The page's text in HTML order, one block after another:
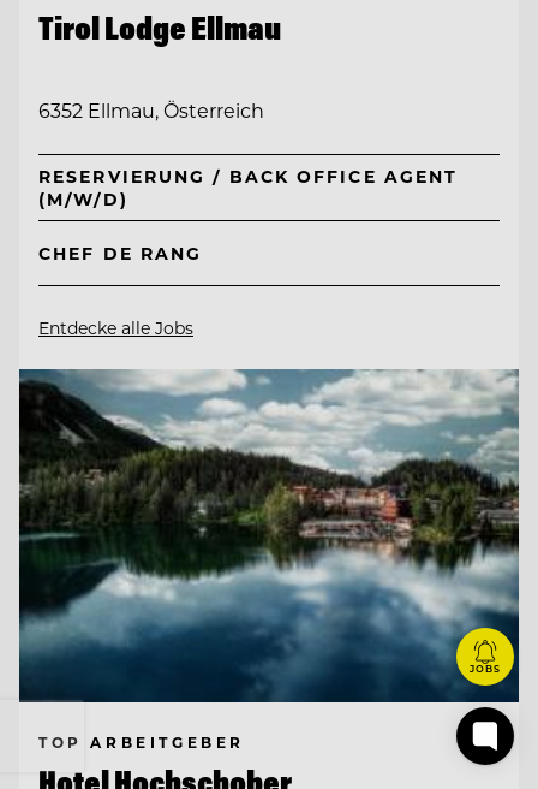
Tirol Lodge Ellmau
6352 Ellmau, Österreich
RESERVIERUNG / BACK OFFICE AGENT
(M/W/D)
CHEF DE RANG
Entdecke alle Jobs
TOP ARBEITGEBER
JOBS